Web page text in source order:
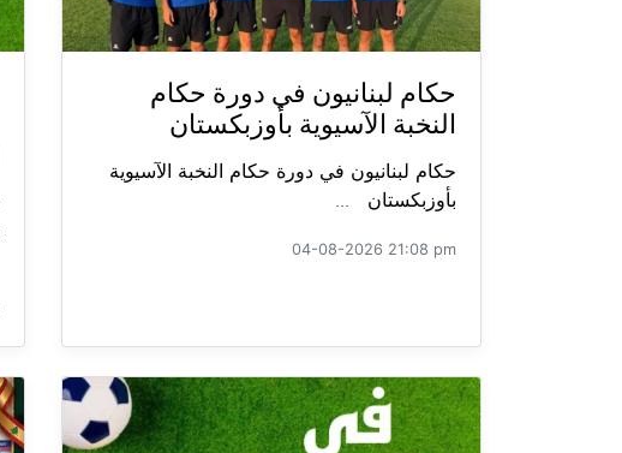
حكام لبنانيون في دورة حكام
النخبة الآسيوية بأوزبكستان
حكام لبنانيون في دورة حكام النخبة الآسيوية
بأوزبكستان ...
04-08-2026 21:08 pm